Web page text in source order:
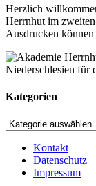
Herzlich
Herrnhut im
Ausdrucken
Niederschlesien für
Kategorien
Kategorien
Kontakt
Datenschutz
Impressum